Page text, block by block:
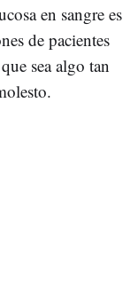
en sangre es
de pacientes
sea algo tan